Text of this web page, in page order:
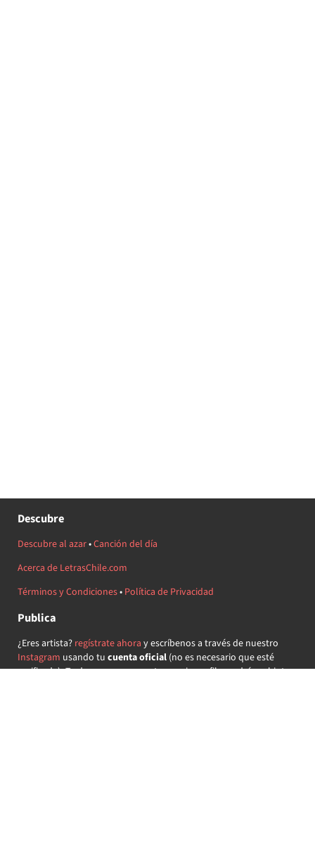
Descubre
Descubre al azar•Canción del día
Acerca de LetrasChile.com
Términos y Condiciones• Política de Privacidad
Publica
¿Eres artista? regístrate ahora y escríbenos a través de nuestro
Instagram usando tu cuenta oficial(no es necesario que esté
verificada) ¡Te daremos acceso a tu propio perfil y podrás subir tus